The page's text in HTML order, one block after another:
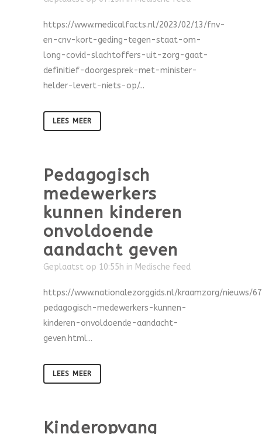
https://www.medicalfacts.nl/2023/02/13/fnv-
en-cnv-kort-geding-tegen-staat-om-
long-covid-slachtoffers-uit-zorg-gaat-
definitief-doorgesprek-met-minister-
helder-levert-niets-op/...
LEES MEER
Pedagogisch
medewerkers
kunnen kinderen
onvoldoende
aandacht geven
Geplaatst op 10:55h in Medische feed
https://www.nationalezorggids.nl/kraamzorg/nieuws/
pedagogisch-medewerkers-kunnen-
kinderen-onvoldoende-aandacht-
geven.html...
LEES MEER
Kinderopvang